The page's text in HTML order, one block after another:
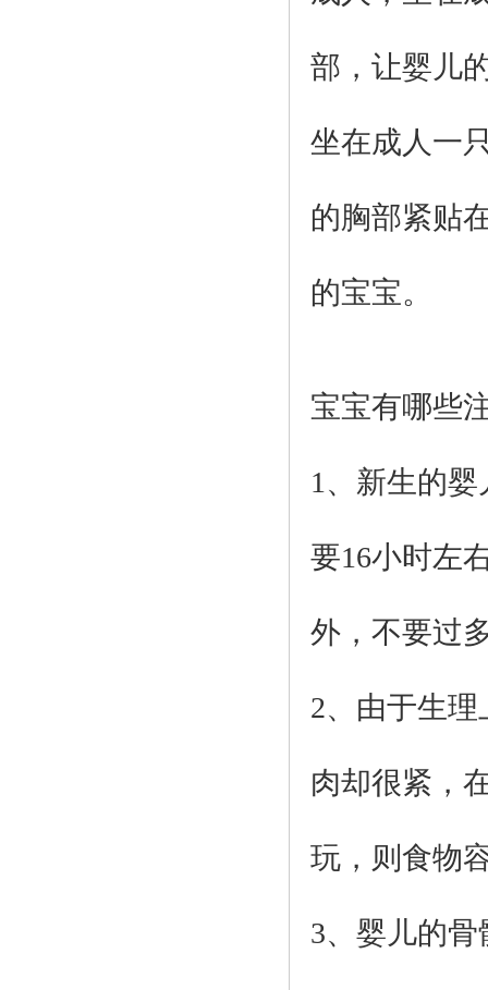
部，让婴儿
坐在成人一
的胸部紧贴
的宝宝。
宝宝有哪些
1、 新生的婴
要16小时左
外，不要过
2、 由于生
肉却很紧，
玩，则食物
3、 婴儿的骨